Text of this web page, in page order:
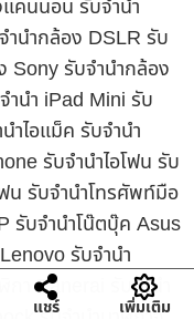
คนนอน รับจำนำ
นำกล้อง DSLR รับ
Sony รับจำนำกล้อง
ำนำ iPad Mini รับ
ำไอแม็ค รับจำนำ
รับจำนำไอโฟน รับ
น รับจำนำโทรศัพท์มือ
รับจำนำโน๊ตบุ๊ค Asus
รับจำนำ
า Panerai รับจำนำ
แชร์ เพิ่มเติม